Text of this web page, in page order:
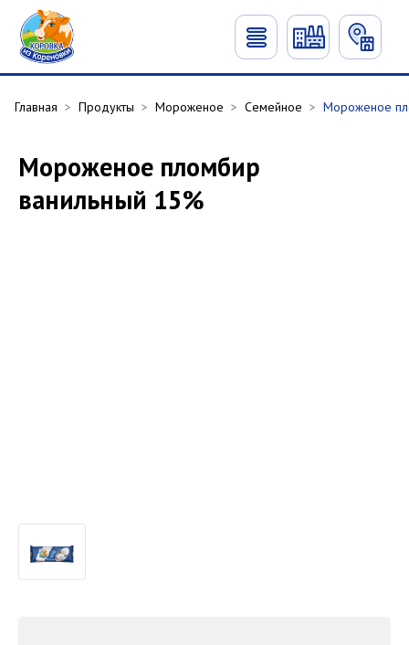
Главная > Продукты > Мороженое > Семейное > Мороженое
Мороженое пломбир
ванильный 15%